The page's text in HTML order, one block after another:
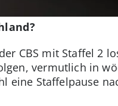
CBS mit Staffel 2
vermutlich in
eine Staffelpause